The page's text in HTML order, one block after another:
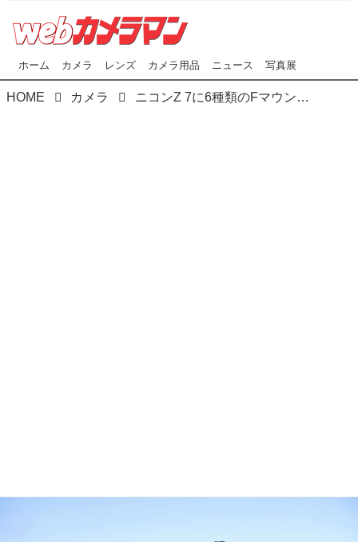
ホーム カメラ レンズ カメラ用品 ニュース 写真展
HOME カメラ ニコンZ 7に6種類のFマウントレンズを装着して撮影のショートムービー「Cool breeze」がニコンミュージアムで上映中！